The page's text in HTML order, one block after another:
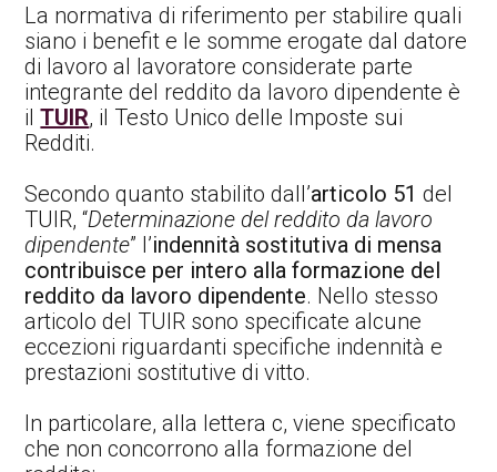
La normativa di riferimento per stabilire quali
siano i benefit e le somme erogate dal datore
di lavoro al lavoratore considerate parte
integrante del reddito da lavoro dipendente è
ilTUIR, il Testo Unico delle Imposte sui
Redditi.
Secondo quanto stabilito dall’articolo 51 del
TUIR, “Determinazione del reddito da lavoro
dipendente” l’indennità sostitutiva di mensa
contribuisce per intero alla formazione del
reddito da lavoro dipendente. Nello stesso
articolo del TUIR sono specificate alcune
eccezioni riguardanti specifiche indennità e
prestazioni sostitutive di vitto.
In particolare, alla lettera c, viene specificato
che non concorrono alla formazione del